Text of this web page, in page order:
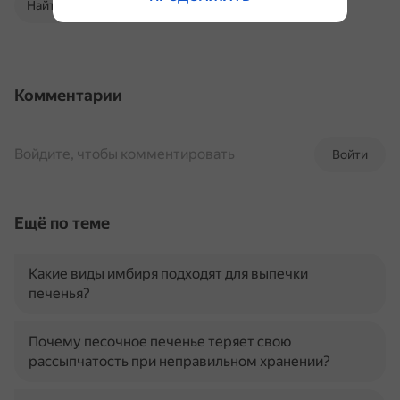
Найти в Поиске
Комментарии
Войти
Войдите, чтобы комментировать
Ещё по теме
Какие виды имбиря подходят для выпечки
печенья?
Почему песочное печенье теряет свою
рассыпчатость при неправильном хранении?